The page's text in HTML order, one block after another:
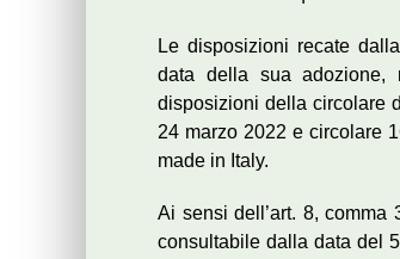
Le disposizioni recate
data della sua adozione,
disposizioni della circolare
24 marzo 2022 e circolare
made in Italy.
Ai sensi dell’art. 8,
consultabile dalla data del